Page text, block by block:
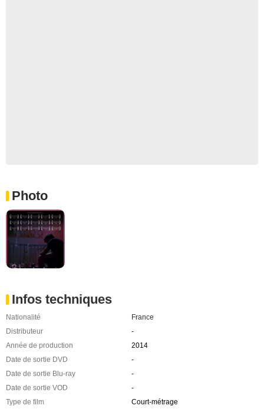
Photo
Infos techniques
Nationalité
France
Distributeur
-
Année de production
2014
Date de sortie DVD
-
Date de sortie Blu-ray
-
Date de sortie VOD
-
Type de film
Court-métrage